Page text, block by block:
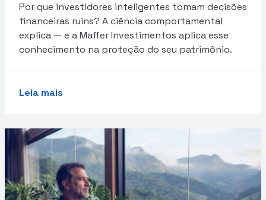
Por que investidores inteligentes tomam decisões
financeiras ruins? A ciência comportamental
explica — e a Maffer Investimentos aplica esse
conhecimento na proteção do seu patrimônio.
Leia mais